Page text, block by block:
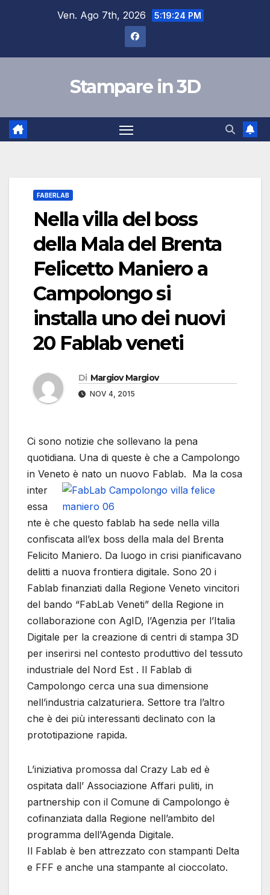
Ven. Ago 7th, 2026 5:19:25 PM
Stampare in 3D
FABERLAB
Nella villa del boss
della Mala del Brenta
Felicetto Maniero a
Campolongo si
installa uno dei nuovi
20 Fablab veneti
Di Margiov Margiov
NOV 4, 2015
Ci sono notizie che sollevano la pena
quotidiana. Una di queste è che a Campolongo
in Veneto è nato un nuovo Fablab. Ma la cosa
inter
essa
nte è che questo fablab ha sede nella villa
confiscata all’ex boss della mala del Brenta
Felicito Maniero. Da luogo in crisi pianificavano
delitti a nuova frontiera digitale. Sono 20 i
Fablab finanziati dalla Regione Veneto vincitori
del bando “FabLab Veneti” della Regione in
collaborazione con AgID, l’Agenzia per l’Italia
Digitale per la creazione di centri di stampa 3D
per inserirsi nel contesto produttivo del tessuto
industriale del Nord Est . Il Fablab di
Campolongo cerca una sua dimensione
nell’industria calzaturiera. Settore tra l’altro
che è dei più interessanti declinato con la
prototipazione rapida.
L’iniziativa promossa dal Crazy Lab ed è
ospitata dall’ Associazione Affari puliti, in
partnership con il Comune di Campolongo è
cofinanziata dalla Regione nell’ambito del
programma dell’Agenda Digitale.
Il Fablab è ben attrezzato con stampanti Delta
e FFF e anche una stampante al cioccolato.